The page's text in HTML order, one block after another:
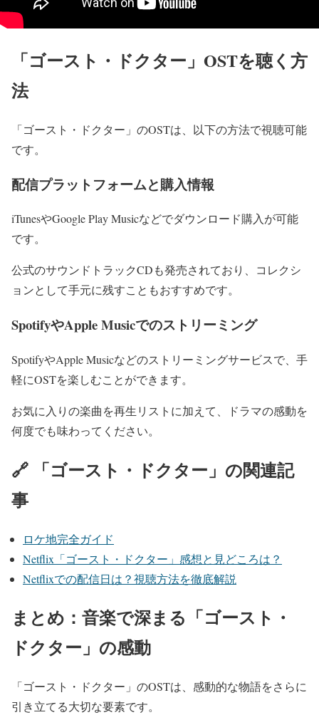
「ゴースト・ドクター」OSTを聴く方
法
「ゴースト・ドクター」のOSTは、以下の方法で視聴可能
です。
配信プラットフォームと購入情報
iTunesやGoogle Play Musicなどでダウンロード購入が可能
です。
公式のサウンドトラックCDも発売されており、コレクシ
ョンとして手元に残すこともおすすめです。
SpotifyやApple Musicでのストリーミング
SpotifyやApple Musicなどのストリーミングサービスで、手
軽にOSTを楽しむことができます。
お気に入りの楽曲を再生リストに加えて、ドラマの感動を
何度でも味わってください。
🔗 「ゴースト・ドクター」の関連記
事
ロケ地完全ガイド
Netflix「ゴースト・ドクター」感想と見どころは？
Netflixでの配信日は？視聴方法を徹底解説
まとめ：音楽で深まる「ゴースト・
ドクター」の感動
「ゴースト・ドクター」のOSTは、感動的な物語をさらに
引き立てる大切な要素です。